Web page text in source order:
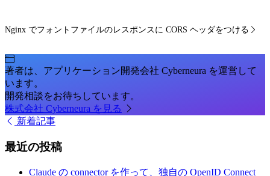
Nginx でフォントファイルのレスポンスに CORS ヘッダをつける
著者は、アプリケーション開発会社 Cyberneura を運営して
います。
開発相談をお待ちしています。
株式会社 Cyberneura を見る
新着記事
最近の投稿
Claude の connector を作って、独自の OpenID Connect